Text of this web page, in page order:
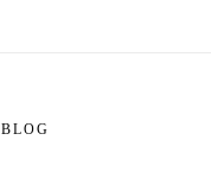
BLOG